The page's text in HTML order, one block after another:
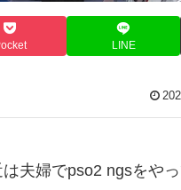
LINE
婦でpso2 ngsをやっ